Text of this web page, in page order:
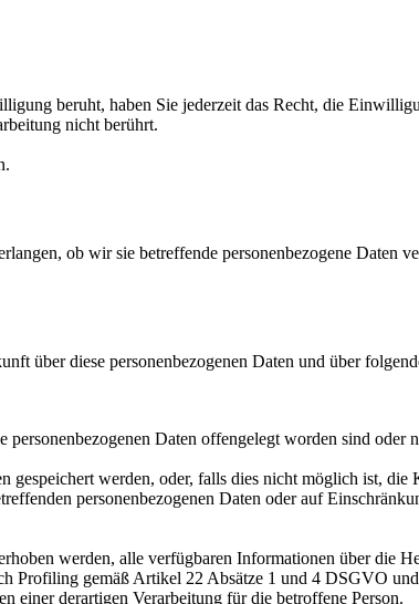
beruht, haben Sie jederzeit das Recht, die
nicht berührt.
ob wir sie betreffende personenbezogene Daten
über diese personenbezogenen Daten und über
Daten offengelegt worden sind
gespeichert werden, oder, falls dies nicht möglich ist,
personenbezogenen Daten oder auf
werden, alle verfügbaren Informationen über die
Profiling gemäß Artikel 22 Absätze 1 und 4 DSGVO
einer derartigen Verarbeitung für die betroffene Person.